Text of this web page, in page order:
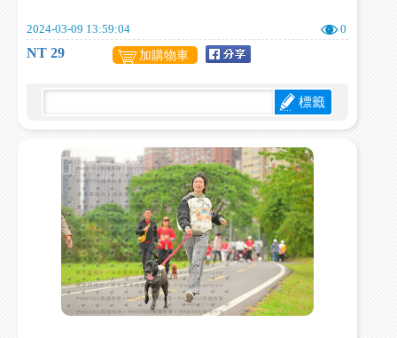
2024-03-09 13:59:04 0
NT 29 加購物車
標籤